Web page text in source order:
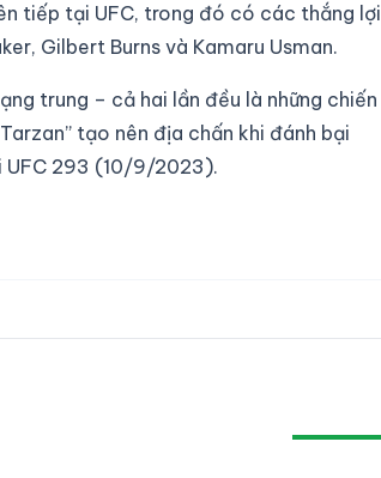
tiếp tại UFC, trong đó có các thắng lợi
Gilbert Burns và Kamaru Usman.
trung – cả hai lần đều là những chiến
tạo nên địa chấn khi đánh bại
UFC 293 (10/9/2023).